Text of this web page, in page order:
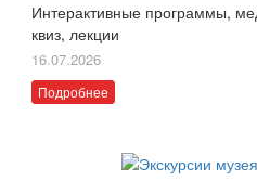
Интерактивные программы,
квиз, лекции
16.07.2026
Подробнее